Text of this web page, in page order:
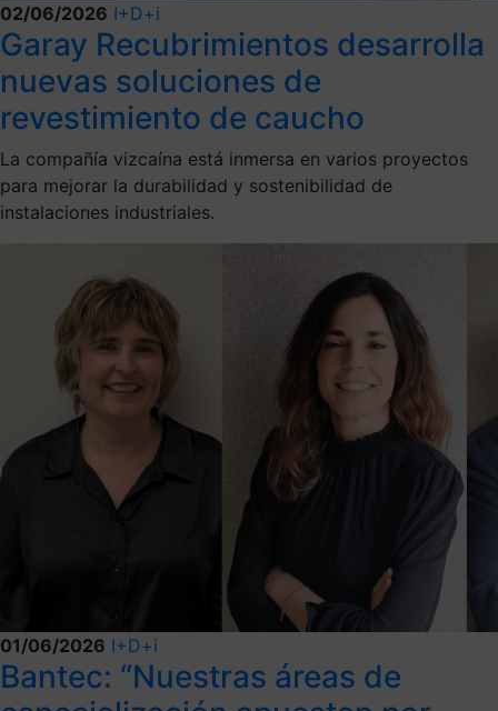
02/06/2026 I+D+i
Garay Recubrimientos desarrolla
nuevas soluciones de
revestimiento de caucho
La compañía vizcaína está inmersa en varios proyectos
para mejorar la durabilidad y sostenibilidad de
instalaciones industriales.
01/06/2026 I+D+i
Bantec: “Nuestras áreas de